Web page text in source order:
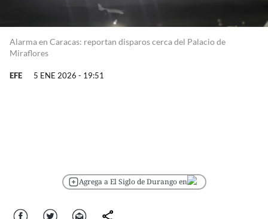
Alarma en Caracas: reportan disparos cerca del Palacio de
Miraflores
EFE 5 ENE 2026 - 19:51
Agrega a El Siglo de Durango en
Facebook Twitter Correo comparte